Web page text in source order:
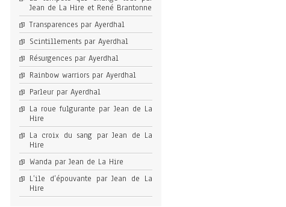
Jean de La Hire et René Brantonne
Transparences par Ayerdhal
Scintillements par Ayerdhal
Résurgences par Ayerdhal
Rainbow warriors par Ayerdhal
Parleur par Ayerdhal
La roue fulgurante par Jean de La
Hire
La croix du sang par Jean de La
Hire
Wanda par Jean de La Hire
L’ile d’épouvante par Jean de La
Hire